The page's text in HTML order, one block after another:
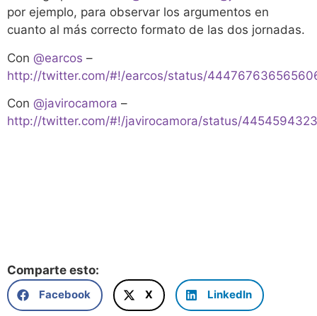
por ejemplo, para observar los argumentos en
cuanto al más correcto formato de las dos jornadas.
Con @earcos –
http://twitter.com/#!/earcos/status/
Con @javirocamora –
http://twitter.com/#!/javirocamora/status/
Comparte esto:
Facebook X LinkedIn